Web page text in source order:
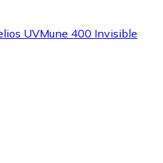
UVMune 400 Invisible